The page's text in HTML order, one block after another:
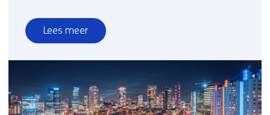
Lees meer
over
Ontdek
hoe
jij